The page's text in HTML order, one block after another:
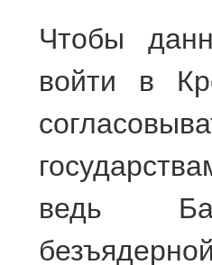
Чтобы
войти в
ведь